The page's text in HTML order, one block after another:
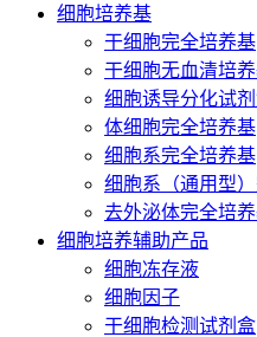
细胞培养基
干细胞完全培养基
干细胞无血清培
细胞诱导分化试
体细胞完全培养基
细胞系完全培养基
细胞系（通用型
去外泌体完全培
细胞培养辅助产品
细胞冻存液
细胞因子
干细胞检测试剂盒